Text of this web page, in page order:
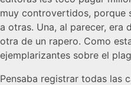
muy controvertidos, porque
a otras. Una, al parecer, era
otra de un rapero. Como
ejemplarizantes sobre el
Pensaba registrar todas las